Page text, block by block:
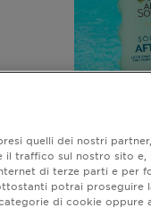
quelli dei nostri
il traffico sul nostro sito
di terze parti e per
potrai proseguire
di cookie oppure